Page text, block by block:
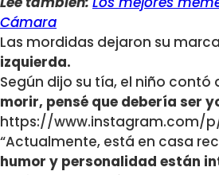
Cámara
Las mordidas dejaron su
izquierda.
Según dijo su tía, el niño
morir, pensé que debería ser
https://www.instagram.com/p/
“Actualmente, está en casa
humor y personalidad están